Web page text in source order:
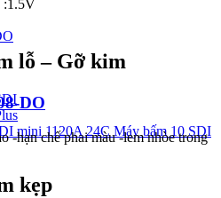
lỗ – Gỡ kim
Máy bấm 10 SDI
kẹp
:1.5V
DO
-hạn chế phai màu -lem nhòe trong